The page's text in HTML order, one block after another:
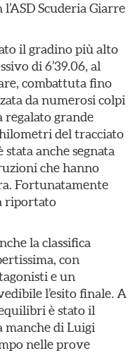
Scuderia Giarre
il gradino più alto
di 6’39.06, al
combattuta fino
da numerosi colpi
regalato grande
del tracciato
anche segnata
che hanno
Fortunatamente
riportato
la classifica
con
e un
l’esito finale. A
è stato il
manche di Luigi
nelle prove